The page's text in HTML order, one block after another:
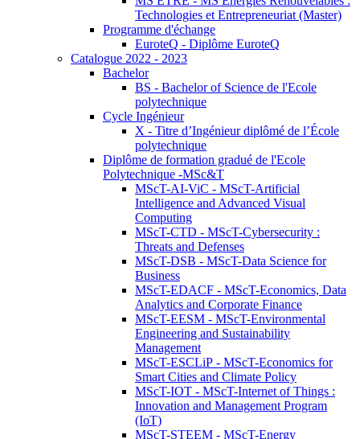
Technologies et Entrepreneuriat (Master)
Programme d'échange
EuroteQ - Diplôme EuroteQ
Catalogue 2022 - 2023
Bachelor
BS - Bachelor of Science de l'Ecole
polytechnique
Cycle Ingénieur
X - Titre d’Ingénieur diplômé de l’École
polytechnique
Diplôme de formation gradué de l'Ecole
Polytechnique -MSc&T
MScT-AI-ViC - MScT-Artificial
Intelligence and Advanced Visual
Computing
MScT-CTD - MScT-Cybersecurity :
Threats and Defenses
MScT-DSB - MScT-Data Science for
Business
MScT-EDACF - MScT-Economics, Data
Analytics and Corporate Finance
MScT-EESM - MScT-Environmental
Engineering and Sustainability
Management
MScT-ESCLiP - MScT-Economics for
Smart Cities and Climate Policy
MScT-IOT - MScT-Internet of Things :
Innovation and Management Program
(IoT)
MScT-STEEM - MScT-Energy